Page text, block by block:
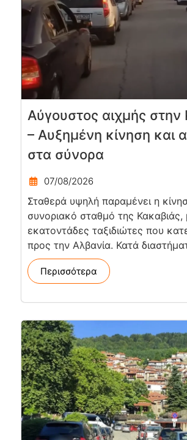
Αύγουστος αιχμής στην
– Αυξημένη κίνηση και
στα σύνορα
07/08/2026
Σταθερά υψηλή παραμένει η
συνοριακό σταθμό της Κακαβιάς,
εκατοντάδες ταξιδιώτες που
προς την Αλβανία. Κατά
Περισσότερα